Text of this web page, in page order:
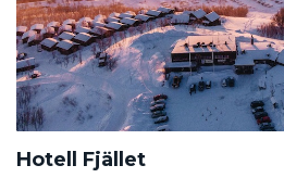
Hotell Fjället